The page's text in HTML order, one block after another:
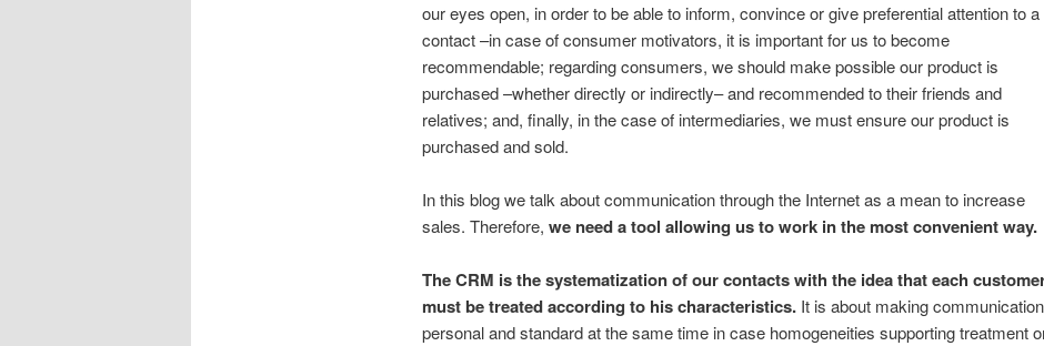
our eyes open, in order to be able to inform, convince or give preferential attention to a
contact –in case of consumer motivators, it is important for us to become
recommendable; regarding consumers, we should make possible our product is
purchased –whether directly or indirectly– and recommended to their friends and
relatives; and, finally, in the case of intermediaries, we must ensure our product is
purchased and sold.
In this blog we talk about communication through the Internet as a mean to increase
sales. Therefore, we need a tool allowing us to work in the most convenient way.
The CRM is the systematization of our contacts with the idea that each
must be treated according to his characteristics.It is about making communication
personal and standard at the same time in case homogeneities supporting treatment